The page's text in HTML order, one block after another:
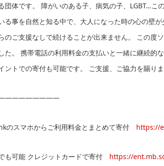
団体です。 障がいのある子、病気の子、LGBT…こ
る事を自然と知る中で、大人になった時の心の壁
のご支援なしで続けることが出来ません。 この度
た。 携帯電話の利用料金の支払いと一緒に継続的
ントでの寄付も可能です。 ご支援、ご協力を賜り
のスマホからご利用料金とまとめて寄付 https://
も可能 クレジットカードで寄付 https://